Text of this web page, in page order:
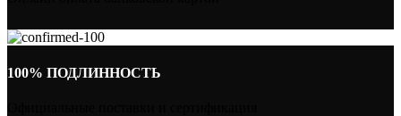
100% ПОДЛИННОСТЬ